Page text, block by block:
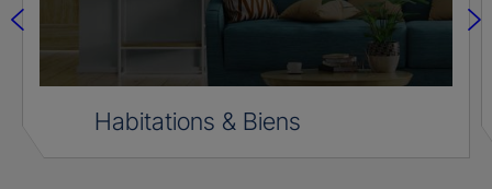
Habitations & Biens